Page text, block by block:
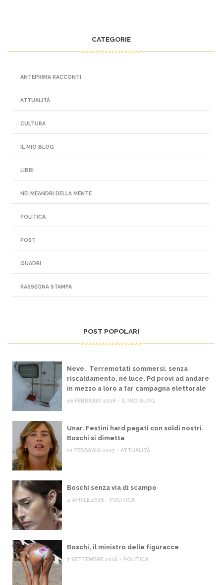
CATEGORIE
ANTEPRIMA RACCONTI
ATTUALITÀ
CULTURA
IL MIO BLOG
LIBRI
NEI MEANDRI DELLA MENTE
POLITICA
POST
QUADRI
RASSEGNA STAMPA
POST POPOLARI
Neve. Terremotati sommersi, senza
riscaldamento, né luce. Pd provi ad andare
in mezzo a loro a far campagna elettorale
26 FEBBRAIO 2018 - IL MIO BLOG
Unar. Festini hard pagati con soldi nostri.
Boschi si dimetta
21 FEBBRAIO 2017 - ATTUALITÀ
Boschi senza via di scampo
4 APRILE 2016 - POLITICA
Boschi, il ministro delle figuracce
7 SETTEMBRE 2016 - POLITICA